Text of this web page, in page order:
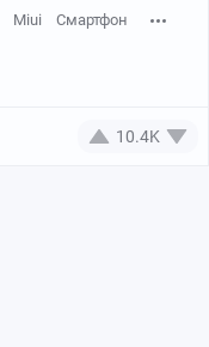
Miui Смартфон
10.4K